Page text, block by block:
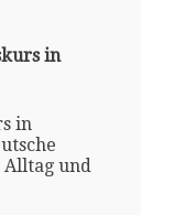
in
in
Alltag und